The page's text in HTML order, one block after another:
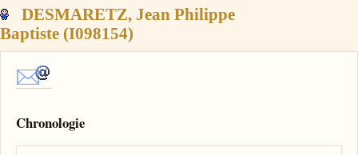
DESMARETZ, Jean Philippe
Baptiste (I098154)
Chronologie